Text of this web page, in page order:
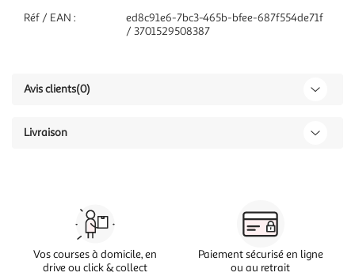
Réf / EAN :
ed8c91e6-7bc3-465b-bfee-687f554de71f
/ 3701529508387
Avis clients(0)
Livraison
Vos courses à domicile, en
drive ou click & collect
Paiement sécurisé en ligne
ou au retrait